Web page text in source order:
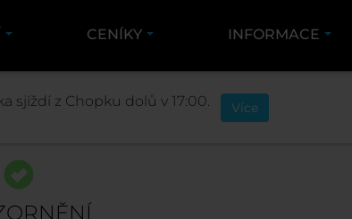
CENÍKY INFORMACE
FRESH TRACK
sjíždí z Chopku dolů v 17:00. Více